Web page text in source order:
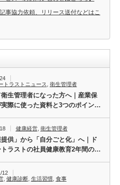
事協力依頼、リリース送付などはこ
トラストニュース
衛生管理者
生管理者になった方へ｜産業保
際に使った資料と3つのポイン…
健康経営, 衛生管理者
提供」から「自分ごと化」へ｜ド
トラストの社員健康教育2年間の…
12
, 健康診断, 生活習慣, 食事